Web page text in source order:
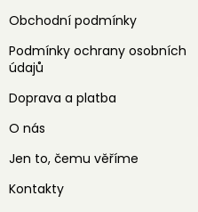
Obchodní podmínky
Podmínky ochrany osobních
údajů
Doprava a platba
O nás
Jen to, čemu věříme
Kontakty